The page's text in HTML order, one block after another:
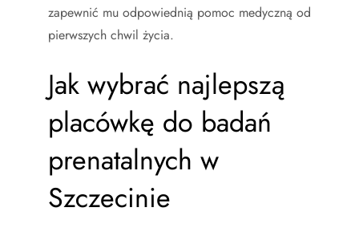
zapewnić mu odpowiednią pomoc medyczną od
pierwszych chwil życia.
Jak wybrać najlepszą
placówkę do badań
prenatalnych w
Szczecinie